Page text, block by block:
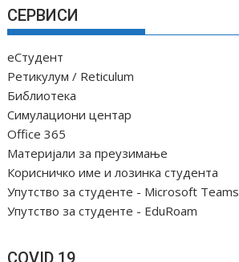
СЕРВИСИ
еСтудент
Ретикулум / Reticulum
Библиотека
Симулациони центар
Office 365
Материјали за преузимање
Корисничко име и лозинка студента
Упутство за студенте - Microsoft Teams
Упутство за студенте - EduRoam
COVID 19